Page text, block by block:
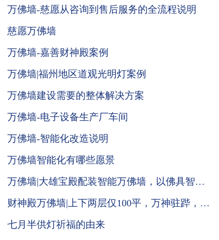
万佛墙-慈愿从咨询到售后服务的全流程说明
慈愿万佛墙
万佛墙-嘉善财神殿案例
万佛墙|福州地区道观光明灯案例
万佛墙建设需要的整体解决方案
万佛墙-电子设备生产厂车间
万佛墙-智能化改造说明
万佛墙智能化有哪些愿景
万佛墙|大雄宝殿配装智能万佛墙，以佛具智
财神殿万佛墙|上下两层仅100平，万神驻跸，气
七月半供灯祈福的由来